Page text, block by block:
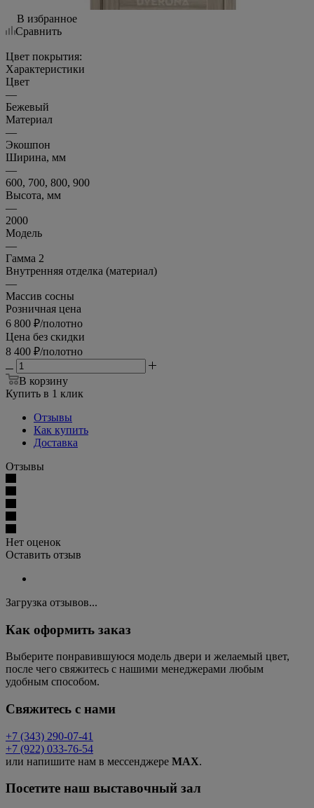
В избранное
Сравнить
Цвет покрытия:
Характеристики
Цвет
—
Бежевый
Материал
—
Экошпон
Ширина, мм
—
600, 700, 800, 900
Высота, мм
—
2000
Модель
—
Гамма 2
Внутренняя отделка (материал)
—
Массив сосны
Розничная цена
6 800 ₽/полотно
Цена без скидки
8 400 ₽/полотно
В корзину
Купить в 1 клик
Отзывы
Как купить
Доставка
Отзывы
Нет оценок
Оставить отзыв
Загрузка отзывов...
Как оформить заказ
Выберите понравившуюся модель двери и желаемый цвет,
после чего свяжитесь с нашими менеджерами любым
удобным способом.
Свяжитесь с нами
+7 (343) 290-07-41
+7 (922) 033-76-54
или напишите нам в мессенджере MAX.
Посетите наш выставочный зал